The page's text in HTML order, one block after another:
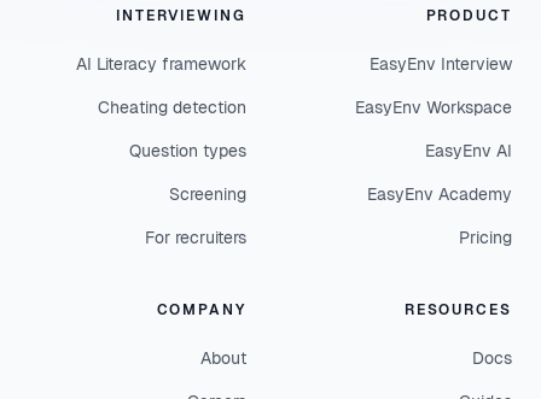
PRODUCT
EasyEnv Interview
EasyEnv Workspace
EasyEnv AI
EasyEnv Academy
Pricing
INTERVIEWING
AI Literacy framework
Cheating detection
Question types
Screening
For recruiters
RESOURCES
Docs
COMPANY
About